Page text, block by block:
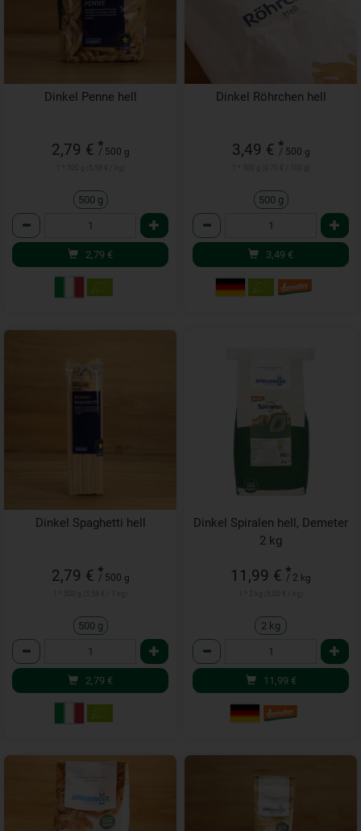
Dinkel Penne hell
2,79 € *
/ 500 g
500 g
Anzahl
2,79 €
Dinkel Röhrchen hell
3,49 € *
/ 500 g
500 g
Anzahl
3,49 €
Dinkel Spaghetti hell
2,79 € *
/ 500 g
500 g
Anzahl
2,79 €
Dinkel Spiralen hell, Demeter
2 kg
11,99 € *
/ 2 kg
2 kg
Anzahl
11,99 €